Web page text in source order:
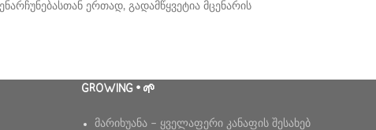
ერთად, გადამწყვეტია მცენარის
GROWING • 🌱
მარიხუანა – ყველაფერი კანაფის შესახებ